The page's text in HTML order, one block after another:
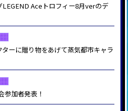
Aceトロフィー8月verのデ
ーに贈り物をあげて蒸気都市キャラ
参加者発表！